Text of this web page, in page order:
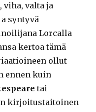
viha, valta ja
syntyvä
Lorcalla
kertoa tämä
ollut
ennen kuin
tai
kirjoitustaitoinen